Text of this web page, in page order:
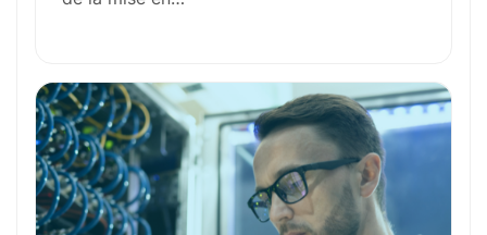
Formation et Qualifications
Perspectives de carrière